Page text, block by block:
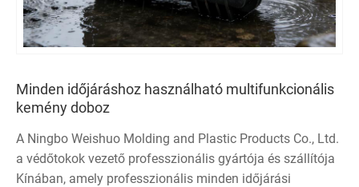
Minden időjáráshoz használható multifunkcionális
kemény doboz
A Ningbo Weishuo Molding and Plastic Products Co., Ltd.
a védőtokok vezető professzionális gyártója és szállítója
Kínában, amely professzionális minden időjárási